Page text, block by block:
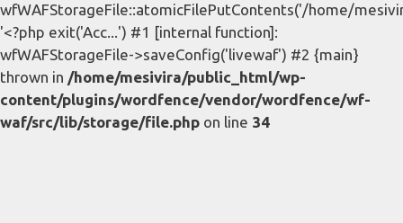
wfWAFStorageFile::atomicFilePutContents('/home/
'<?php exit('Acc...') #1 [internal function]:
wfWAFStorageFile->saveConfig('livewaf') #2 {main}
thrown in /home/mesivira/public_html/wp-
content/plugins/wordfence/vendor/wordfence/wf-
waf/src/lib/storage/file.php on line 34